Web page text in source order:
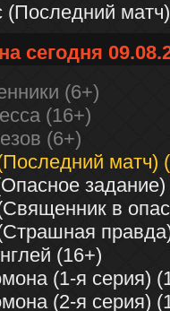
(Последний
сегодня
(6+)
(16+)
(6+)
матч)
в
(16+)
(1-я серия)
(2-я серия)